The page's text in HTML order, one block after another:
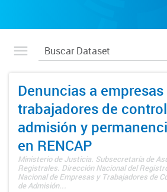
Denuncias a empresas
trabajadores de
admisión y
en RENCAP
Ministerio de Justicia. Subsecretaría de
Registrales. Dirección Nacional del
Nacional de Empresas y Trabajadores de
de Admisión...